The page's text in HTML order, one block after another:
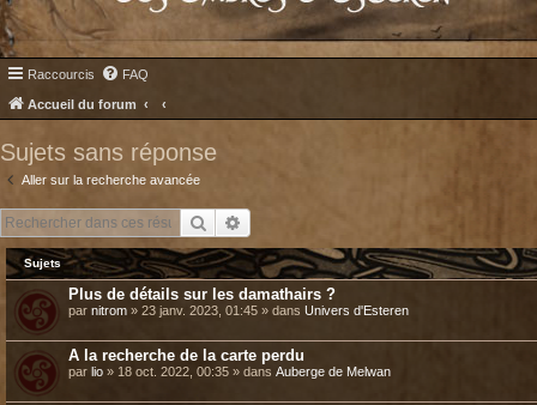
Raccourcis FAQ
Accueil du forum
Sujets sans réponse
Aller sur la recherche avancée
Rechercher
Sujets
Plus de détails sur les damathairs ?
par nitrom » 23 janv. 2023, 01:45 » dans Univers d'Esteren
A la recherche de la carte perdu
par lio » 18 oct. 2022, 00:35 » dans Auberge de Melwan